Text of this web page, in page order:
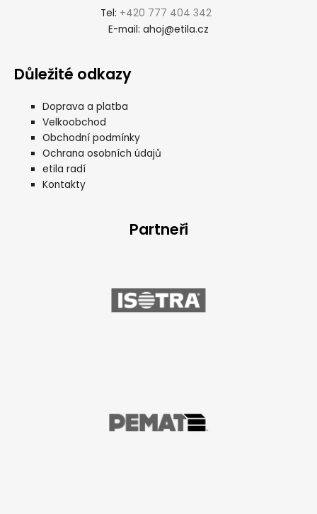
Tel: +420 777 404 342
E-mail: ahoj@etila.cz
Důležité odkazy
Doprava a platba
Velkoobchod
Obchodní podmínky
Ochrana osobních údajů
etila radí
Kontakty
Partneři